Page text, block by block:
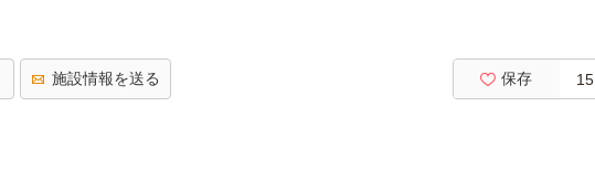
施設情報を送る 保存 15